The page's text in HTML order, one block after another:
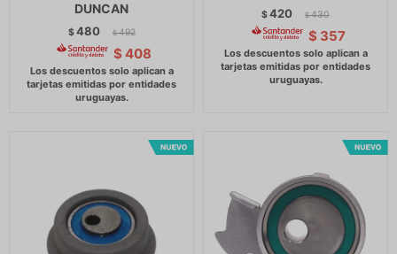
DUNCAN
$480 $ 492
$ 408
$420 $ 430
$ 357